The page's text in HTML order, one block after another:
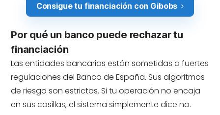
Consigue tu financiación con Gibobs
Por qué un banco puede rechazar tu
financiación
Las entidades bancarias están sometidas a fuertes
regulaciones del Banco de España. Sus algoritmos
de riesgo son estrictos. Si tu operación no encaja
en sus casillas, el sistema simplemente dice no.